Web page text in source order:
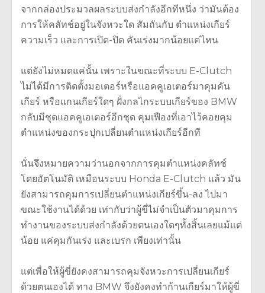
จากกล่องประมวลผลระบบส่งกำลังอีกทีหนึ่ง ว่ามันต้อง
การให้คลัทช์อยู่ในจังหวะใด สัมถันกับ ตำแหน่งเกียร์
ความเร็ว และการเปิด-ปิด คันเร่งมากน้อยแค่ไหน
แต่ยังไม่หมดแค่นั้น เพราะในขณะที่ระบบ E-Clutch
ไม่ได้มีการติดตั้งมอเตอร์หรือแอคคูเอเตอร์มาคุมคัน
เกียร์ หรือแกนเกียร์ใดๆ ฝั่งกลไกระบบเกียร์ของ BMW
กลับมีชุดแอคคูเอเตอร์อีกชุด คุมเฟืองที่เอาไว้คอยคุม
ตำแหน่งของกระปุกเปลี่ยนตำแหน่งเกียร์อีกที
นั่นจึงหมายความว่านอกจากการคุมตำแหน่งคลัทช์
โดยอัตโนมัติ เหมือนระบบ Honda E-Clutch แล้ว มัน
ยังสามารถคุมการเปลี่ยนตำแหน่งเกียร์ขึ้น-ลง ไปมา
ขณะใช้งานได้ด้วย เท่ากับว่าผู้ขี่ไม่จำเป็นตัวมาคุมการ
ทำงานของระบบส่งกำลังด้วยตนเองใดๆทั้งสิ้นเลยแม้แต่
น้อย แค่คุมกันเร่ง และเบรก เพียงเท่านั้น
แต่เพื่อให้ผู้ขี่ยังคงสามารถคุมจังหวะการเปลี่ยนเกียร์
ด้วยตนเองได้ ทาง BMW จึงยังคงทำก้านเกียร์มาให้ผู้ขี่